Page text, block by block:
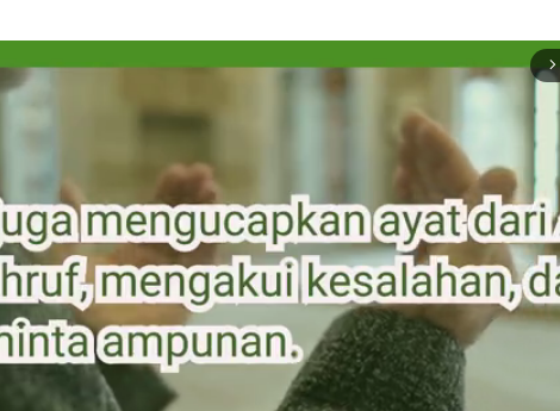
arrow_forward_ios